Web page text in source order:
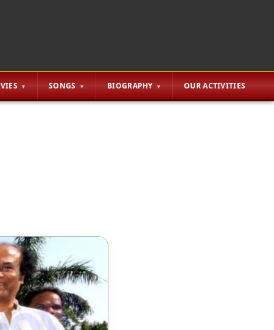
SONGS BIOGRAPHY OUR ACTIVITIES